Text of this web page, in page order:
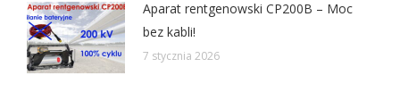
Aparat rentgenowski CP200B – Moc
bez kabli!
7 stycznia 2026